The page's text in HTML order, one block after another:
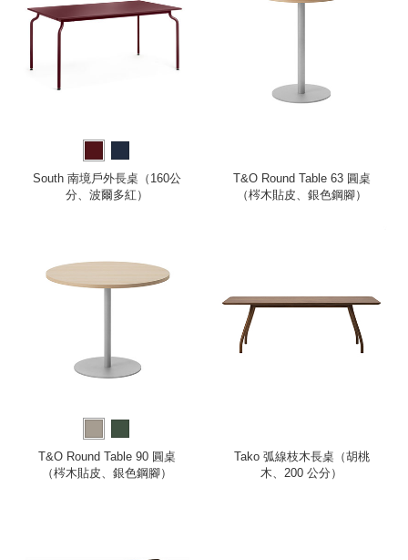
South 南境戶外長桌（160公
分、波爾多紅）
T&O Round Table 63 圓桌
（梣木貼皮、銀色鋼腳）
T&O Round Table 90 圓桌
（梣木貼皮、銀色鋼腳）
Tako 弧線枝木長桌（胡桃
木、200 公分）